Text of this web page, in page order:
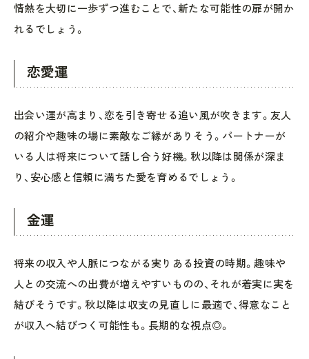
情熱を大切に一歩ずつ進むことで、新たな可能性の扉が開か
れるでしょう。
恋愛運
出会い運が高まり、恋を引き寄せる追い風が吹きます。友人
の紹介や趣味の場に素敵なご縁がありそう。パートナーが
いる人は将来について話し合う好機。秋以降は関係が深ま
り、安心感と信頼に満ちた愛を育めるでしょう。
金運
将来の収入や人脈につながる実りある投資の時期。趣味や
人との交流への出費が増えやすいものの、それが着実に実を
結びそうです。秋以降は収支の見直しに最適で、得意なこと
が収入へ結びつく可能性も。長期的な視点◎。